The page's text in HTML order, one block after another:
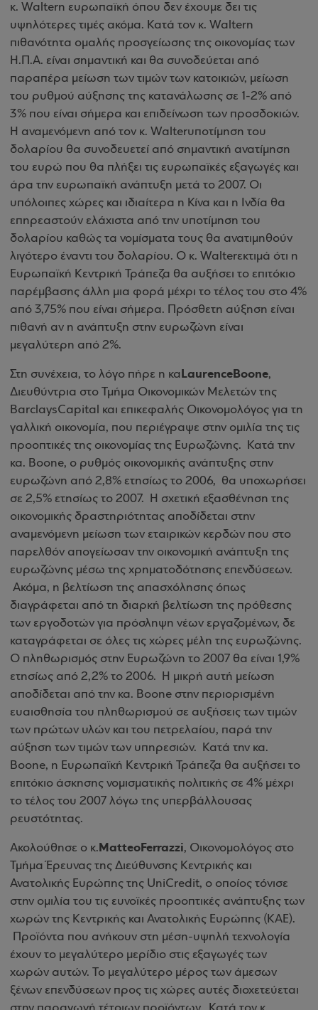
κ. Walterη ευρωπαϊκή όπου δεν έχουμε δει τις
υψηλότερες τιμές ακόμα. Κατά τον κ. Walterη
πιθανότητα ομαλής προσγείωσης της οικονομίας των
Η.Π.Α. είναι σημαντική και θα συνοδεύεται από
παραπέρα μείωση των τιμών των κατοικιών, μείωση
του ρυθμού αύξησης της κατανάλωσης σε 1-2% από
3% που είναι σήμερα και επιδείνωση των προσδοκιών.
Η αναμενόμενη από τον κ. Walterυποτίμηση του
δολαρίου θα συνοδευετεί από σημαντική ανατίμηση
του ευρώ που θα πλήξει τις ευρωπαϊκές εξαγωγές και
άρα την ευρωπαϊκή ανάπτυξη μετά το 2007. Οι
υπόλοιπες χώρες και ιδιαίτερα η Κίνα και η Ινδία θα
επηρεαστούν ελάχιστα από την υποτίμηση του
δολαρίου καθώς τα νομίσματα τους θα ανατιμηθούν
λιγότερο έναντι του δολαρίου. Ο κ. Walterεκτιμά ότι η
Ευρωπαϊκή Κεντρική Τράπεζα θα αυξήσει το επιτόκιο
παρέμβασης άλλη μια φορά μέχρι το τέλος του στο 4%
από 3,75% που είναι σήμερα. Πρόσθετη αύξηση είναι
πιθανή αν η ανάπτυξη στην ευρωζώνη είναι
μεγαλύτερη από 2%.
Στη συνέχεια, το λόγο πήρε η καLaurenceBoone,
Διευθύντρια στο Τμήμα Οικονομικών Μελετών της
BarclaysCapital και επικεφαλής Οικονομολόγος για τη
γαλλική οικονομία, που περιέγραψε στην ομιλία της τις
προοπτικές της οικονομίας της Ευρωζώνης. Κατά την
κα. Boone, ο ρυθμός οικονομικής ανάπτυξης στην
ευρωζώνη από 2,8% ετησίως το 2006, θα υποχωρήσει
σε 2,5% ετησίως το 2007. Η σχετική εξασθένηση της
οικονομικής δραστηριότητας αποδίδεται στην
αναμενόμενη μείωση των εταιρικών κερδών που στο
παρελθόν απογείωσαν την οικονομική ανάπτυξη της
ευρωζώνης μέσω της χρηματοδότησης επενδύσεων.
Ακόμα, η βελτίωση της απασχόλησης όπως
διαγράφεται από τη διαρκή βελτίωση της πρόθεσης
των εργοδοτών για πρόσληψη νέων εργαζομένων, δε
καταγράφεται σε όλες τις χώρες μέλη της ευρωζώνης.
Ο πληθωρισμός στην Ευρωζώνη το 2007 θα είναι 1,9%
ετησίως από 2,2% το 2006. Η μικρή αυτή μείωση
αποδίδεται από την κα. Boone στην περιορισμένη
ευαισθησία του πληθωρισμού σε αυξήσεις των τιμών
των πρώτων υλών και του πετρελαίου, παρά την
αύξηση των τιμών των υπηρεσιών. Κατά την κα.
Boone, η Ευρωπαϊκή Κεντρική Τράπεζα θα αυξήσει το
επιτόκιο άσκησης νομισματικής πολιτικής σε 4% μέχρι
το τέλος του 2007 λόγω της υπερβάλλουσας
ρευστότητας.
Ακολούθησε ο κ.MatteoFerrazzi, Οικονομολόγος στο
Τμήμα Έρευνας της Διεύθυνσης Κεντρικής και
Ανατολικής Ευρώπης της UniCredit, ο οποίος τόνισε
στην ομιλία του τις ευνοϊκές προοπτικές ανάπτυξης των
χωρών της Κεντρικής και Ανατολικής Ευρώπης (ΚΑΕ).
Προϊόντα που ανήκουν στη μέση-υψηλή τεχνολογία
έχουν το μεγαλύτερο μερίδιο στις εξαγωγές των
χωρών αυτών. Το μεγαλύτερο μέρος των άμεσων
ξένων επενδύσεων προς τις χώρες αυτές διοχετεύεται